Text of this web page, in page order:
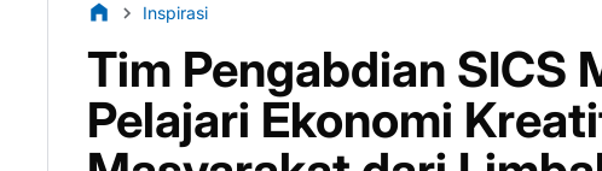
Inspirasi
Tim Pengabdian SICS
Pelajari Ekonomi